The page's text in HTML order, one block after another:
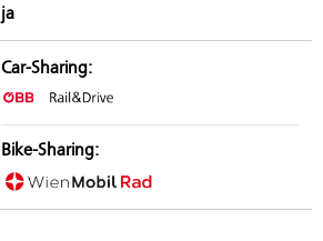
ja
Car-Sharing:
Bike-Sharing: